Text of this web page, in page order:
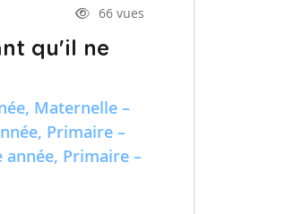
66 vues
qu'il ne
Maternelle –
Primaire –
Primaire –